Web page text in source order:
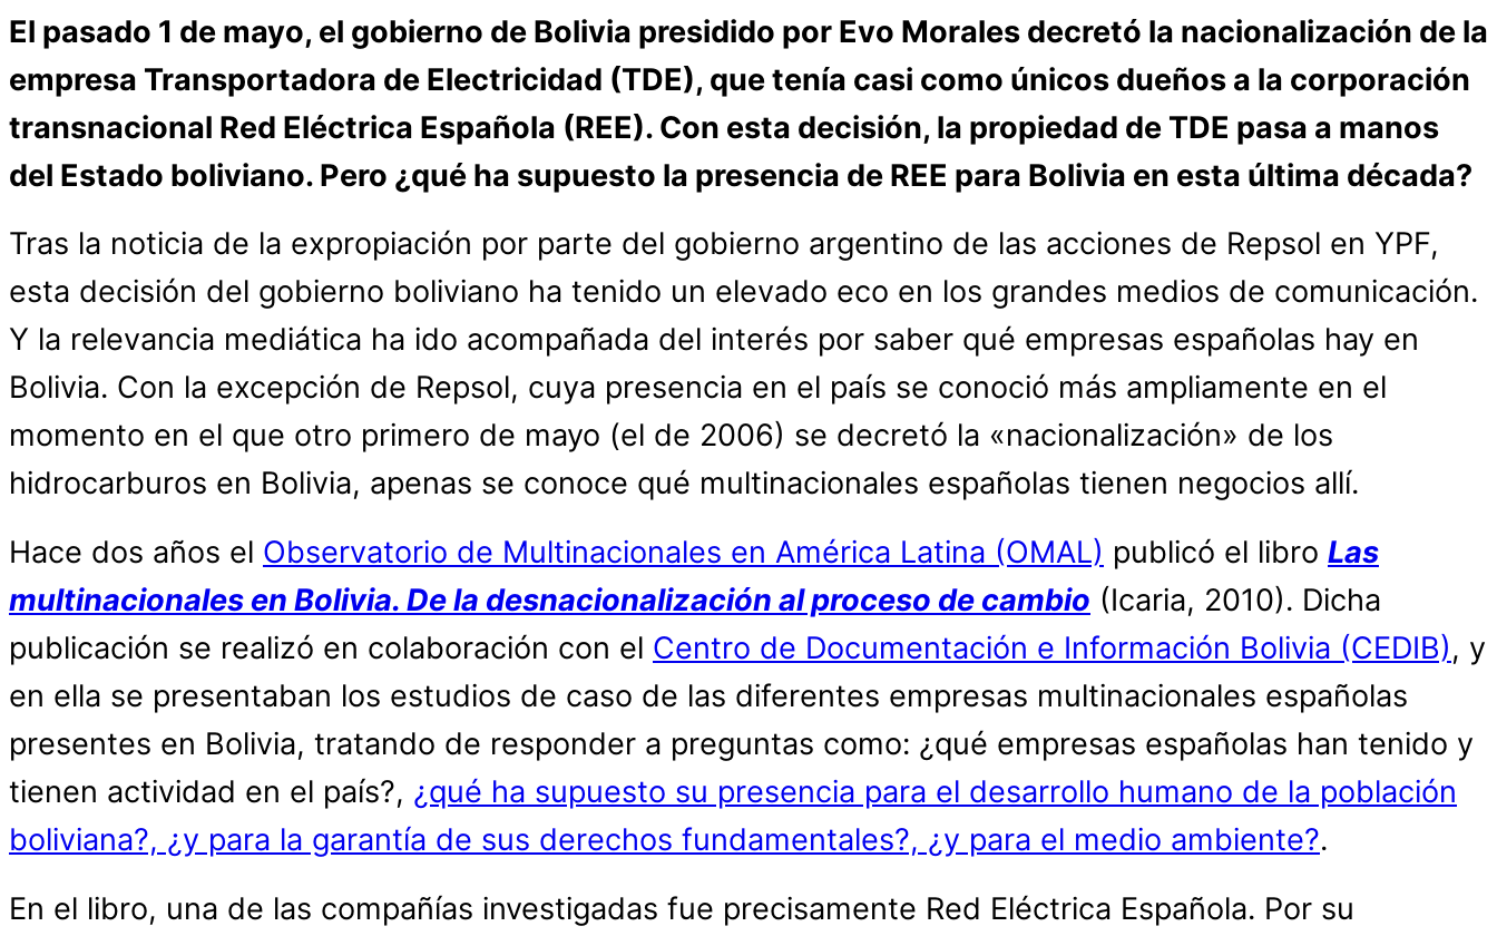
El pasado 1 de mayo, el gobierno de Bolivia presidido por Evo Morales decretó la nacionalización de la
empresa Transportadora de Electricidad (TDE), que tenía casi como únicos dueños a la corporación
transnacional Red Eléctrica Española (REE). Con esta decisión, la propiedad de TDE pasa a manos
del Estado boliviano. Pero ¿qué ha supuesto la presencia de REE para Bolivia en esta última década?
Tras la noticia de la expropiación por parte del gobierno argentino de las acciones de Repsol en YPF,
esta decisión del gobierno boliviano ha tenido un elevado eco en los grandes medios de comunicación.
Y la relevancia mediática ha ido acompañada del interés por saber qué empresas españolas hay en
Bolivia. Con la excepción de Repsol, cuya presencia en el país se conoció más ampliamente en el
momento en el que otro primero de mayo (el de 2006) se decretó la «nacionalización» de los
hidrocarburos en Bolivia, apenas se conoce qué multinacionales españolas tienen negocios allí.
Hace dos años el Observatorio de Multinacionales en América Latina (OMAL) publicó el libro Las
multinacionales en Bolivia. De la desnacionalización al proceso de cambio (Icaria, 2010). Dicha
publicación se realizó en colaboración con el Centro de Documentación e Información Bolivia (CEDIB), y
en ella se presentaban los estudios de caso de las diferentes empresas multinacionales españolas
presentes en Bolivia, tratando de responder a preguntas como: ¿qué empresas españolas han tenido y
tienen actividad en el país?, ¿qué ha supuesto su presencia para el desarrollo humano de la población
boliviana?, ¿y para la garantía de sus derechos fundamentales?, ¿y para el medio ambiente?.
En el libro, una de las compañías investigadas fue precisamente Red Eléctrica Española. Por su